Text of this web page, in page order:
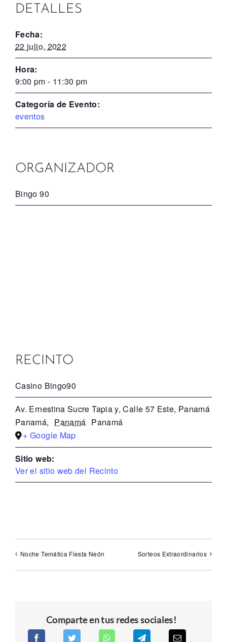
DETALLES
Fecha:
22 julio, 2022
Hora:
9:00 pm - 11:30 pm
Categoría de Evento:
eventos
ORGANIZADOR
Bingo 90
RECINTO
Casino Bingo90
Av. Ernestina Sucre Tapia y, Calle 57 Este, Panamá
Panamá, Panamá Panamá
+ Google Map
Sitio web:
Ver el sitio web del Recinto
Noche Temática Fiesta Neón Sorteos Extraordinarios
Comparte en tus redes sociales!